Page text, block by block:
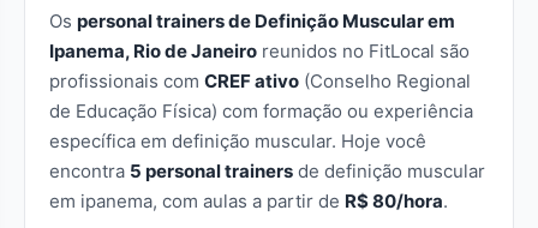
Os personal trainers de Definição Muscular em
Ipanema, Rio de Janeiro reunidos no FitLocal são
profissionais com CREF ativo (Conselho Regional
de Educação Física) com formação ou experiência
específica em definição muscular. Hoje você
encontra 5 personal trainers de definição muscular
em ipanema, com aulas a partir de R$ 80/hora.